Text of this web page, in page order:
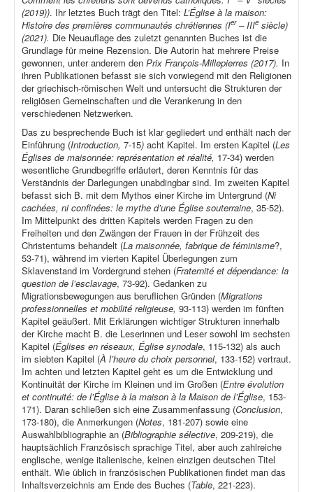
(2019)). Ihr letztes Buch trägt den Titel: L’Église à la maison:
Histoire des premières communautés chrétiennes (Ier– IIIe siècle)
(2021). Die Neuauflage des zuletzt genannten Buches ist die
Grundlage für meine Rezension. Die Autorin hat mehrere Preise
gewonnen, unter anderem den Prix François-Millepierres (2017). In
ihren Publikationen befasst sie sich vorwiegend mit den Religionen
der griechisch-römischen Welt und untersucht die Strukturen der
religiösen Gemeinschaften und die Verankerung in den
verschiedenen Netzwerken.
Das zu besprechende Buch ist klar gegliedert und enthält nach der
Einführung (Introduction, 7-15) acht Kapitel. Im ersten Kapitel (Les
Églises de maisonnée: représentation et réalité, 17-34) werden
wesentliche Grundbegriffe erläutert, deren Kenntnis für das
Verständnis der Darlegungen unabdingbar sind. Im zweiten Kapitel
befasst sich B. mit dem Mythos einer Kirche im Untergrund (Ni
cachées, ni confinées: le mythe d’une Église souterraine, 35-52).
Im Mittelpunkt des dritten Kapitels werden Fragen zu den
Freiheiten und den Zwängen der Frauen in der Frühzeit des
Christentums behandelt (La maisonnée, fabrique de féminisme?,
53-71), während im vierten Kapitel Überlegungen zum
Sklavenstand im Vordergrund stehen (Fraternité et dépendance: la
question de l’esclavage, 73-92). Gedanken zu
Migrationsbewegungen aus beruflichen Gründen (Migrations
professionnelles et mobilité religieuse, 93-113) werden im fünften
Kapitel geäußert. Mit Erklärungen wichtiger Strukturen innerhalb
der Kirche macht B. die Leserinnen und Leser sowohl im sechsten
Kapitel (Églises en réseaux, Église synodale, 115-132) als auch
im siebten Kapitel (À l’heure du choix personnel, 133-152) vertraut.
Im achten und letzten Kapitel geht es um die Entwicklung und
Kontinuität der Kirche im Kleinen und im Großen (Entre évolution
et continuité: de l’Église à la maison à la Maison de l’Église, 153-
171). Daran schließen sich eine Zusammenfassung (Conclusion,
173-180), die Anmerkungen (Notes, 181-207) sowie eine
Auswahlbibliographie an (Bibliographie sélective, 209-219), die
hauptsächlich Französisch sprachige Titel, aber auch zahlreiche
englische, wenige italienische, keinen einzigen deutschen Titel
enthält. Wie üblich in französischen Publikationen findet man das
Inhaltsverzeichnis am Ende des Buches (Table, 221-223).